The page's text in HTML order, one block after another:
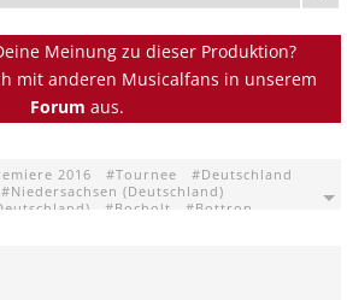
Meinung zu dieser Produktion?
mit anderen Musicalfans in unserem
Forum aus.
2016 Tournee
Deutschland
Niedersachsen (Deutschland)
Bocholt
Bottrop